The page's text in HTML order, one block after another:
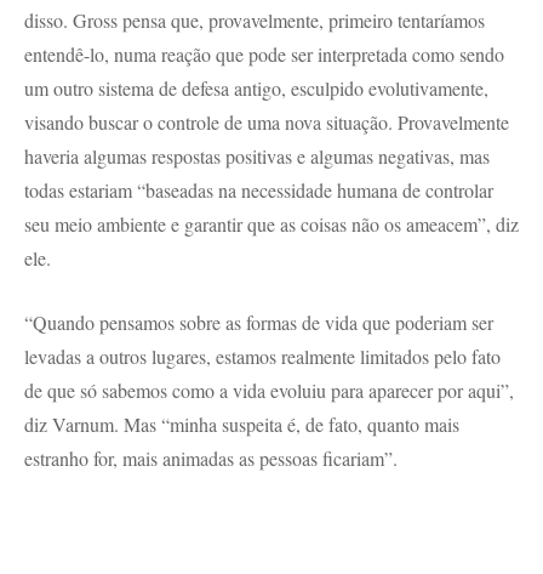
disso. Gross pensa que, provavelmente, primeiro tentaríamos
entendê-lo, numa reação que pode ser interpretada como sendo
um outro sistema de defesa antigo, esculpido evolutivamente,
visando buscar o controle de uma nova situação. Provavelmente
haveria algumas respostas positivas e algumas negativas, mas
todas estariam “baseadas na necessidade humana de controlar
seu meio ambiente e garantir que as coisas não os ameacem”, diz
ele.
“Quando pensamos sobre as formas de vida que poderiam ser
levadas a outros lugares, estamos realmente limitados pelo fato
de que só sabemos como a vida evoluiu para aparecer por aqui”,
diz Varnum. Mas “minha suspeita é, de fato, quanto mais
estranho for, mais animadas as pessoas ficariam”.